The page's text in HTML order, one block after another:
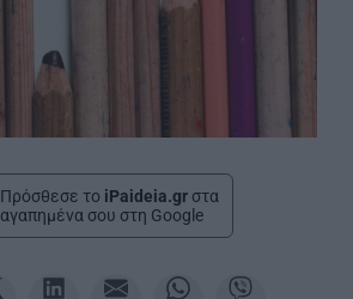
Πρόσθεσε το iPaideia.gr στα
αγαπημένα σου στη Google